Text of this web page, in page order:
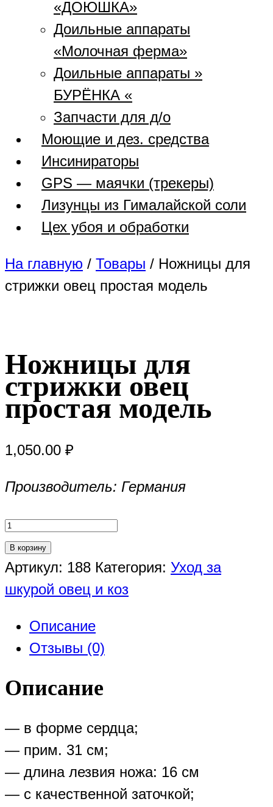
«ДОЮШКА»
Доильные аппараты
«Молочная ферма»
Доильные аппараты »
БУРЁНКА «
Запчасти для д/о
Моющие и дез. средства
Инсинираторы
GPS — маячки (трекеры)
Лизунцы из Гималайской соли
Цех убоя и обработки
На главную / Товары / Ножницы для
стрижки овец простая модель
Ножницы для
стрижки овец
простая модель
1,050.00 ₽
Производитель: Германия
Количество
товара
Ножницы
для
овец
простая
модель
В корзину
Артикул: 188 Категория: Уход за
шкурой овец и коз
Описание
Отзывы (0)
Описание
— в форме сердца;
— прим. 31 см;
— длина лезвия ножа: 16 см
— с качественной заточкой;